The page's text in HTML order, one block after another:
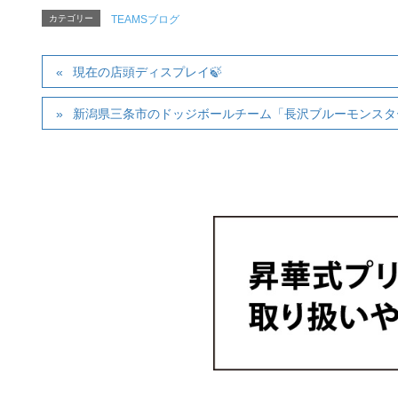
カテゴリー TEAMSブログ
現在の店頭ディスプレイ🍃
新潟県三条市のドッジボールチーム「長沢ブルーモンス